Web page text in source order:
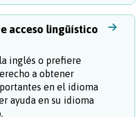
acceso lingüístico
inglés o prefiere
a obtener
en el idioma
ayuda en su idioma